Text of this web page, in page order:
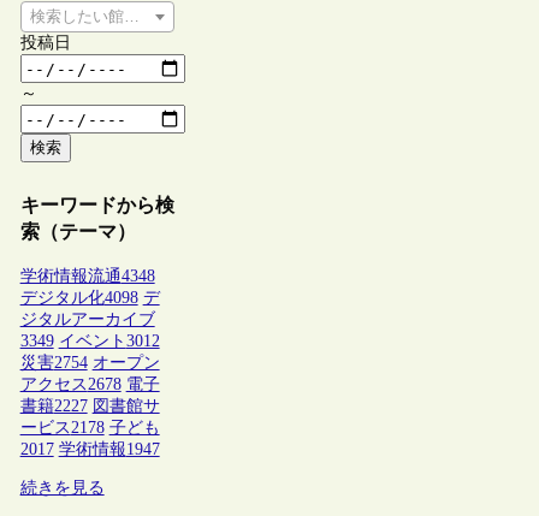
検索したい館種を選択してください
投稿日
～
検索
キーワードから検
索（テーマ）
学術情報流通4348
デジタル化4098 デ
ジタルアーカイブ
3349 イベント 3012
災害2754 オープン
アクセス 2678 電子
書籍2227 図書館サ
ービス 2178 子ども
2017 学術情報1947
続きを見る